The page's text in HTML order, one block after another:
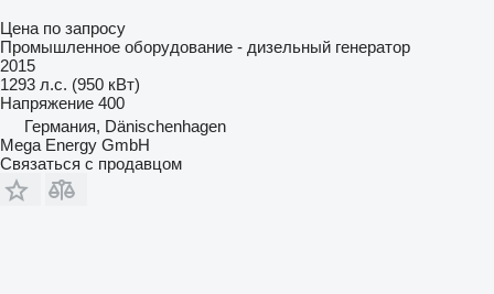
Цена по запросу
Промышленное оборудование - дизельный генератор
2015
1293 л.с. (950 кВт)
Напряжение 400
Германия, Dänischenhagen
Mega Energy GmbH
Связаться с продавцом